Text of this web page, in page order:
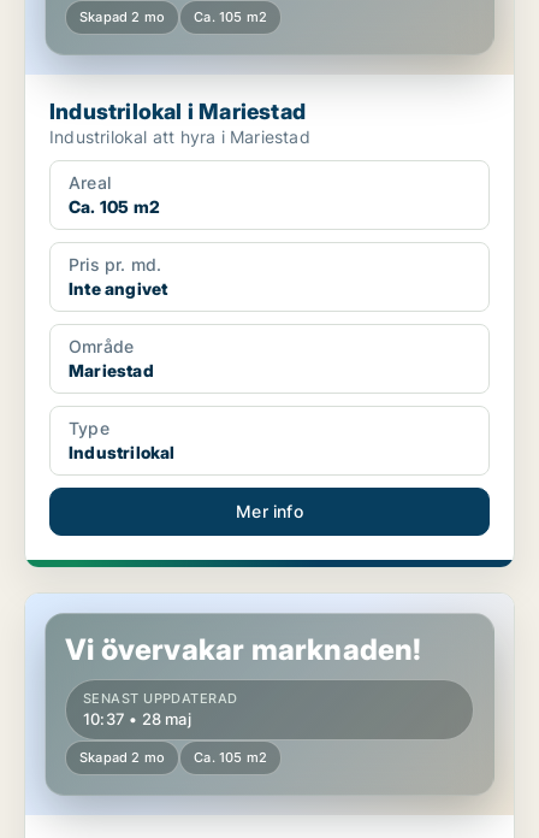
Skapad 2 mo Ca. 105 m2
Industrilokal i Mariestad
Industrilokal att hyra i Mariestad
Areal
Ca. 105 m2
Pris pr. md.
Inte angivet
Område
Mariestad
Type
Industrilokal
Mer info
Industrilokal i Mariestad
Vi övervakar marknaden!
SENAST UPPDATERAD
10:37 • 28 maj
Skapad 2 mo Ca. 105 m2